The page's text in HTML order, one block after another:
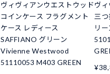
ヴィヴィアンウエストウッド
コインケース フラグメント
ケース レディース
SAFFIANO グリーン
Vivienne Westwood
51110053 M403 GREEN
ヴ
三
リ